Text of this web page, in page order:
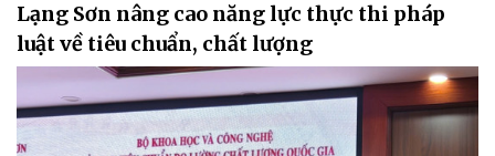
Lạng Sơn nâng cao năng lực thực thi pháp
luật về tiêu chuẩn, chất lượng